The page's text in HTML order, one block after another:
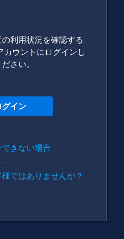
利用状況を確認する
カウントにログインし
さい。
グイン
できない場合
ではありませんか？